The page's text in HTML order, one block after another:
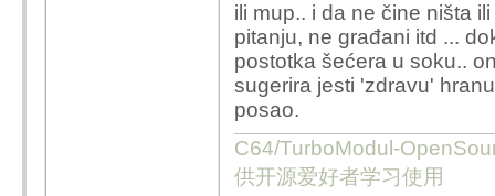
ili mup.. i da ne čine ništa
pitanju, ne građani itd ...
postotka šećera u soku..
sugerira jesti 'zdravu'
posao.
C64/TurboModul-
供开源爱好者学习使用